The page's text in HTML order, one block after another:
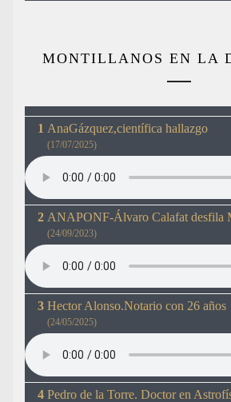
MONTILLANOS EN LA
AnaGázquez,científica hallazgo
(17/07/2025)
ANAPONF-Álvaro Calafat desfila
(24/09/2023)
Hector Alonso.Notario con 26 años
(24/05/2025)
Pedro de la Torre. Doctor en